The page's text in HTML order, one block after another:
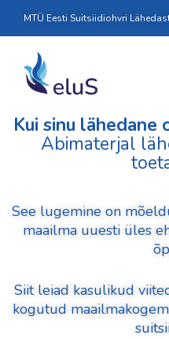
MTÜ Eesti Suitsiidiohvri
Kui sinu
Abimaterjal
See lugemine on
maailma uuesti üles
Siit leiad kasulikud
kogutud